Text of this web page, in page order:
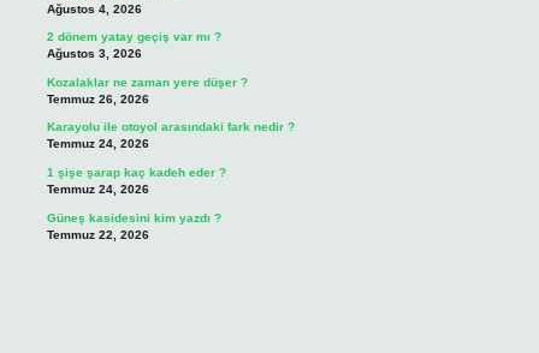
Ağustos 4, 2026
2 dönem yatay geçiş var mı ?
Ağustos 3, 2026
Kozalaklar ne zaman yere düşer ?
Temmuz 26, 2026
Karayolu ile otoyol arasındaki fark nedir ?
Temmuz 24, 2026
1 şişe şarap kaç kadeh eder ?
Temmuz 24, 2026
Güneş kasidesini kim yazdı ?
Temmuz 22, 2026